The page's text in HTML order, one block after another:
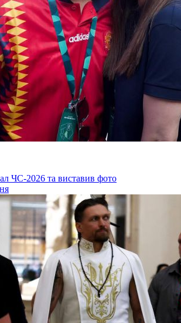
ЧС-2026 та виставив фото